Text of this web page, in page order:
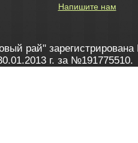
Напишите нам
рай" зарегистрирована
г. за №191775510.